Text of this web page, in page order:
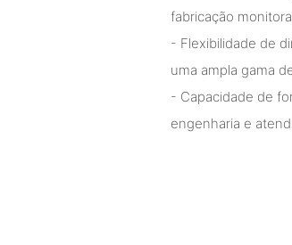
fabricação
- Flexibilidade de
uma ampla gama
- Capacidade de
engenharia e